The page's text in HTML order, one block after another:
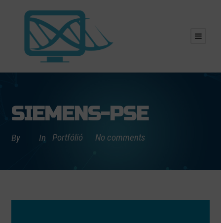
SIEMENS-PSE
By In Portfólió No comments